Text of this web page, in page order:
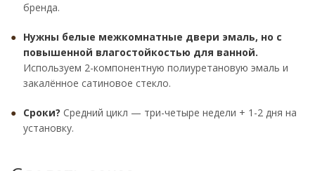
бренда.
Нужны белые межкомнатные двери эмаль, но с
повышенной влагостойкостью для ванной.
Используем 2-компонентную полиуретановую эмаль и
закалённое сатиновое стекло.
Сроки? Средний цикл — три-четыре недели + 1-2 дня на
установку.